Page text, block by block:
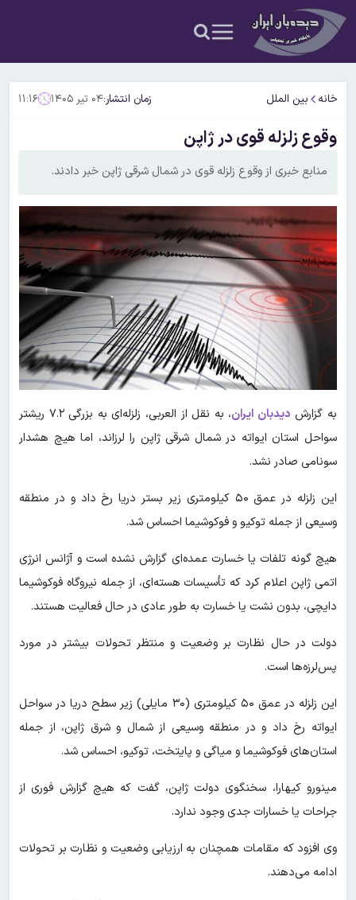
خانه بین الملل زمان انتشار:۰۴ تیر ۱۴۰۵ ۱۱:۱۶
وقوع زلزله قوی در ژاپن
منابع خبری از وقوع زلزله قوی در شمال شرقی ژاپن خبر دادند.
به گزارش دیدبان ایران،
به نقل از العربی، زلزله‌ای به بزرگی ۷.۲ ریشتر
سواحل استان ایواته در شمال شرقی ژاپن را لرزاند، اما هیچ هشدار
سونامی صادر نشد.
این زلزله در عمق ۵۰ کیلومتری زیر بستر دریا رخ داد و در منطقه
وسیعی از جمله توکیو و فوکوشیما احساس شد.
هیچ گونه تلفات یا خسارت عمده‌ای گزارش نشده است و آژانس انرژی
اتمی ژاپن اعلام کرد که تأسیسات هسته‌ای، از جمله نیروگاه فوکوشیما
دایچی، بدون نشت یا خسارت به طور عادی در حال فعالیت هستند.
دولت در حال نظارت بر وضعیت و منتظر تحولات بیشتر در مورد
پس‌لرزه‌ها است.
این زلزله در عمق ۵۰ کیلومتری (۳۰ مایلی) زیر سطح دریا در سواحل
ایواته رخ داد و در منطقه وسیعی از شمال و شرق ژاپن، از جمله
استان‌های فوکوشیما و میاگی و پایتخت، توکیو، احساس شد.
مینورو کیهارا، سخنگوی دولت ژاپن، گفت که هیچ گزارش فوری از
جراحات یا خسارات جدی وجود ندارد.
وی افزود که مقامات همچنان به ارزیابی وضعیت و نظارت بر تحولات
ادامه می‌دهند.